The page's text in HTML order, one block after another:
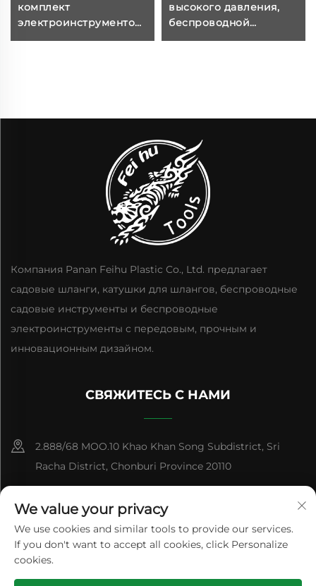
комплект
электроинструментов,
аккумуляторная дрель,
применение в
высокого давления,
беспроводной
водяной пистолет
оборудование
Компания Panan Feihu Plastic Co., Ltd. предлагает
садовые шланги, катушки для шлангов, беспроводные
садовые инструменты и беспроводные
электроинструменты с передовым, прочным и
инновационным дизайном.
СВЯЖИТЕСЬ С НАМИ
2.888/68 MOO.10 Khao Khan Song Subdistrict, Sri
Racha District, Chonburi Province 20110
[email protected]
© Авторское право Panan Feihu Plastic Co., Ltd. Все права
We value your privacy
We use cookies and similar tools to provide our services.
If you don't want to accept all cookies, click Personalize
cookies.